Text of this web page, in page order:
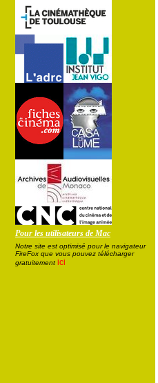
Pour les utilisateurs de Mac
Notre site est optimisé pour le navigateur
FireFox que vous pouvez télécharger
gratuitement ici